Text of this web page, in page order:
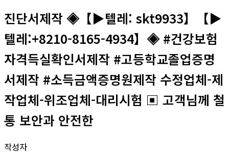
진단서제작 ◈【▶텔레: skt9933】【▶
텔레:+8210-8165-4934】◈ #건강보험
자격득실확인서제작 #고등학교졸업증명
서제작 #소득금액증명원제작 수정업체-제
작업체-위조업체-대리시험 ▣ 고객님께 철
통 보안과 안전한
작성자